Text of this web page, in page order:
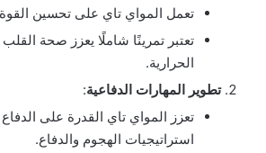
تعمل المواي تاي على تحسين
تعتبر تمرينًا شاملًا يعزز صحة
الحرارية.
تطوير المهارات الدفاعية:
تعزز المواي تاي القدرة على
استراتيجيات الهجوم والدفاع.